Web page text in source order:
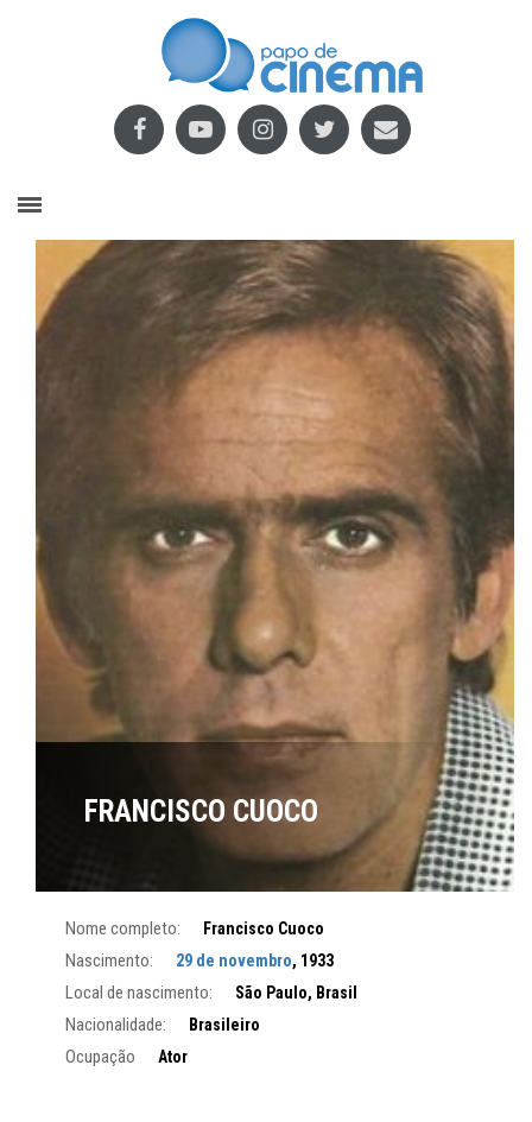
FRANCISCO CUOCO
Nome completo: Francisco Cuoco
Nascimento: 29 de novembro, 1933
Local de nascimento: São Paulo, Brasil
Nacionalidade: Brasileiro
Ocupação Ator